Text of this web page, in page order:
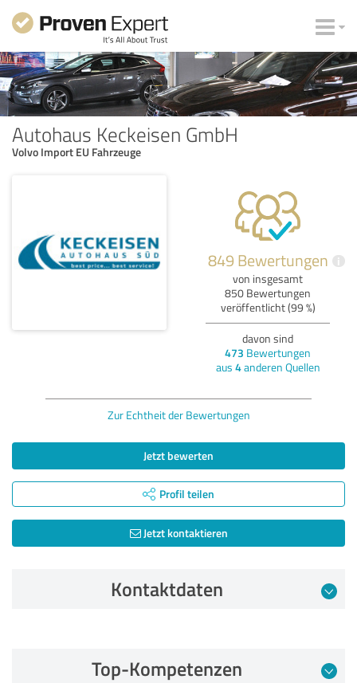
Autohaus Keckeisen GmbH
Volvo Import EU Fahrzeuge
849 Bewertungen i
von insgesamt
850 Bewertungen
veröffentlicht (99 %)
davon sind
473 Bewertungen
aus 4anderen Quellen
Zur Echtheit der Bewertungen
Jetzt bewerten
Profil teilen
Jetzt kontaktieren
Kontaktdaten
Top-Kompetenzen